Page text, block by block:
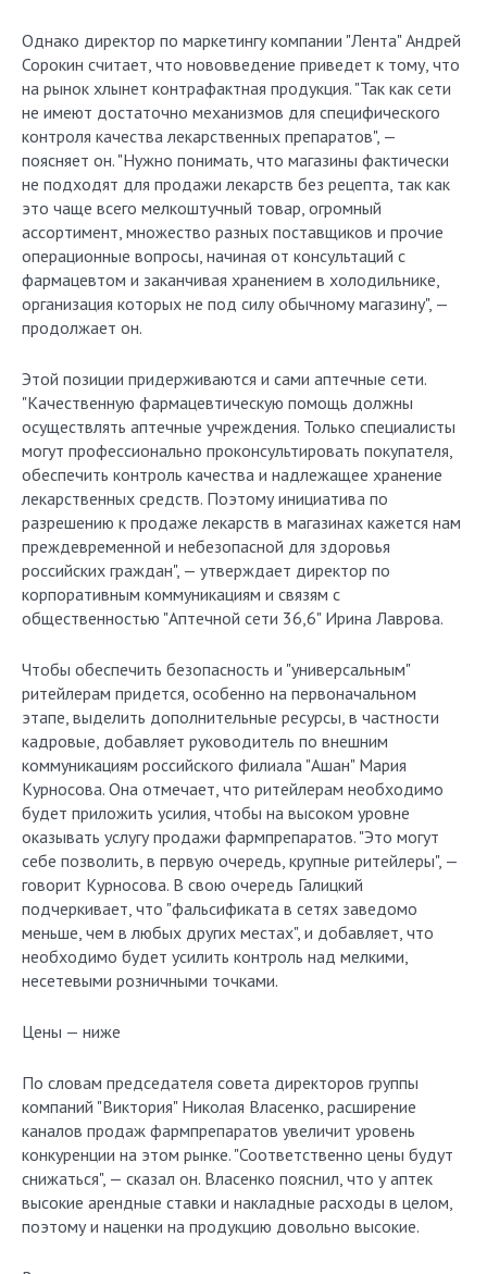
Однако директор по маркетингу компании "Лента" Андрей
Сорокин считает, что нововведение приведет к тому, что
на рынок хлынет контрафактная продукция. "Так как сети
не имеют достаточно механизмов для специфического
контроля качества лекарственных препаратов", —
поясняет он. "Нужно понимать, что магазины фактически
не подходят для продажи лекарств без рецепта, так как
это чаще всего мелкоштучный товар, огромный
ассортимент, множество разных поставщиков и прочие
операционные вопросы, начиная от консультаций с
фармацевтом и заканчивая хранением в холодильнике,
организация которых не под силу обычному магазину", —
продолжает он.
Этой позиции придерживаются и сами аптечные сети.
"Качественную фармацевтическую помощь должны
осуществлять аптечные учреждения. Только специалисты
могут профессионально проконсультировать покупателя,
обеспечить контроль качества и надлежащее хранение
лекарственных средств. Поэтому инициатива по
разрешению к продаже лекарств в магазинах кажется нам
преждевременной и небезопасной для здоровья
российских граждан", — утверждает директор по
корпоративным коммуникациям и связям с
общественностью "Аптечной сети 36,6" Ирина Лаврова.
Чтобы обеспечить безопасность и "универсальным"
ритейлерам придется, особенно на первоначальном
этапе, выделить дополнительные ресурсы, в частности
кадровые, добавляет руководитель по внешним
коммуникациям российского филиала "Ашан" Мария
Курносова. Она отмечает, что ритейлерам необходимо
будет приложить усилия, чтобы на высоком уровне
оказывать услугу продажи фармпрепаратов. "Это могут
себе позволить, в первую очередь, крупные ритейлеры", —
говорит Курносова. В свою очередь Галицкий
подчеркивает, что "фальсификата в сетях заведомо
меньше, чем в любых других местах", и добавляет, что
необходимо будет усилить контроль над мелкими,
несетевыми розничными точками.
Цены — ниже
По словам председателя совета директоров группы
компаний "Виктория" Николая Власенко, расширение
каналов продаж фармпрепаратов увеличит уровень
конкуренции на этом рынке. "Соответственно цены будут
снижаться", — сказал он. Власенко пояснил, что у аптек
высокие арендные ставки и накладные расходы в целом,
поэтому и наценки на продукцию довольно высокие.